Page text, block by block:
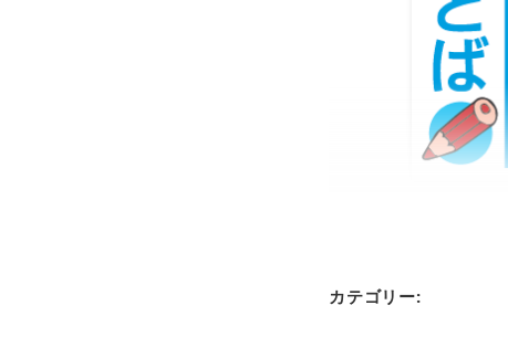
カテゴリー: